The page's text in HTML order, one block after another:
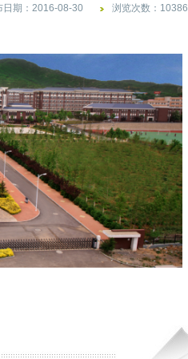
日期：2016-08-30 浏览次数：10386